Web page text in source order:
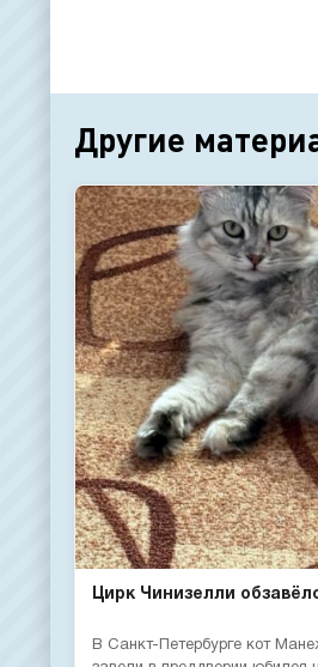
Другие
Цирк Чинизелли
В Санкт-Петербурге кот